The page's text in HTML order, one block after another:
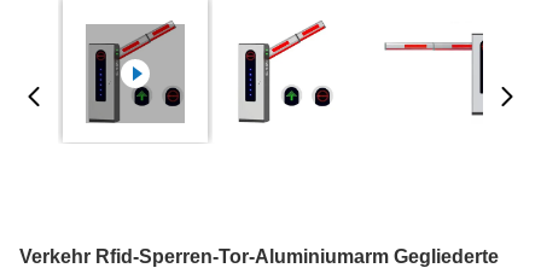
Verkehr Rfid-Sperren-Tor-Aluminiumarm Gegliederte